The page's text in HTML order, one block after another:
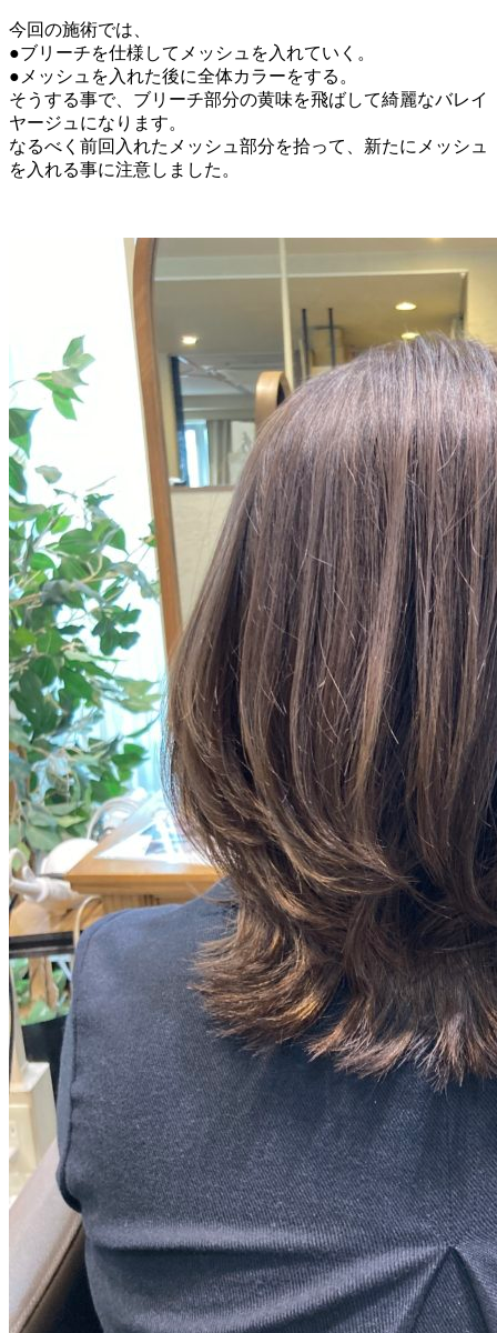
今回の施術では、
●ブリーチを仕様してメッシュを入れていく。
●メッシュを入れた後に全体カラーをする。
そうする事で、ブリーチ部分の黄味を飛ばして綺麗なバレイ
ヤージュになります。
なるべく前回入れたメッシュ部分を拾って、新たにメッシュ
を入れる事に注意しました。